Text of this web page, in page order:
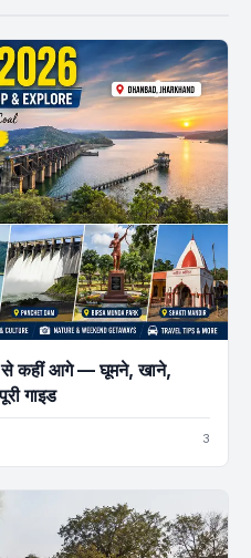
से कहीं आगे — घूमने, खाने,
गाइड
3